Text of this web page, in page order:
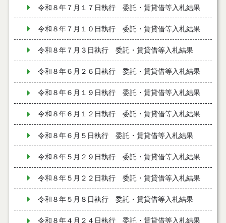
令和８年７月１７日執行 委託・賃貸借等入札結果
令和８年７月１０日執行 委託・賃貸借等入札結果
令和８年７月３日執行 委託・賃貸借等入札結果
令和８年６月２６日執行 委託・賃貸借等入札結果
令和８年６月１９日執行 委託・賃貸借等入札結果
令和８年６月１２日執行 委託・賃貸借等入札結果
令和８年６月５日執行 委託・賃貸借等入札結果
令和８年５月２９日執行 委託・賃貸借等入札結果
令和８年５月２２日執行 委託・賃貸借等入札結果
令和８年５月８日執行 委託・賃貸借等入札結果
令和８年４月２４日執行 委託・賃貸借等入札結果